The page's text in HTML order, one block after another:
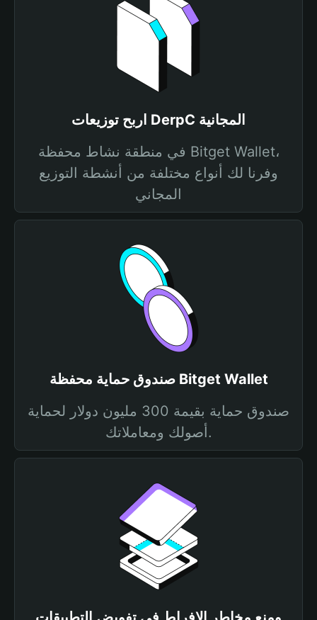
اربح توزيعات DerpC المجانية
في منطقة نشاط محفظة Bitget Wallet،
وفرنا لك أنواع مختلفة من أنشطة التوزيع
المجاني
صندوق حماية محفظة Bitget Wallet
صندوق حماية بقيمة 300 مليون دولار لحماية
أصولك ومعاملاتك.